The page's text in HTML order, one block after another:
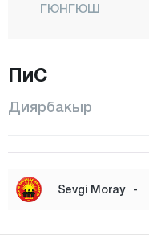
ГЮНГЮШ
КУЛП
ПиС
Диярбакыр
Sevgi Moray -